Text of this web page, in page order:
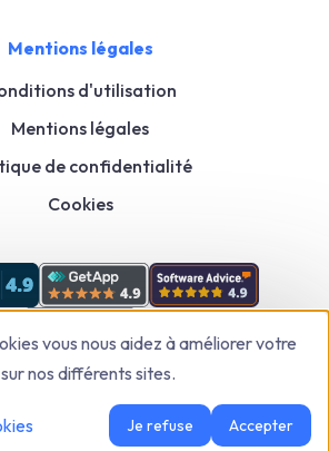
Mentions légales
d'utilisation
Mentions légales
de confidentialité
Cookies
Tool to Grow Faster © 2026
Tous droits
vous nous aidez à améliorer votre
nos différents sites.
Je refuse Accepter